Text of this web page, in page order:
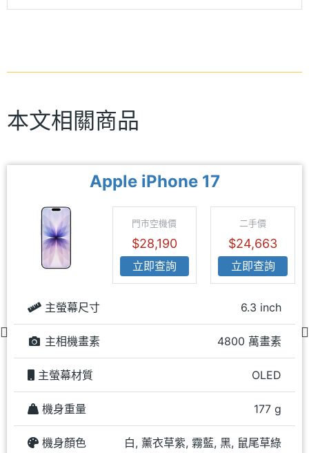
本文相關商品
Apple iPhone 17
門市空機價
$28,190
立即查詢
二手價
$24,663
立即查詢
主螢幕尺寸 6.3 inch
主相機畫素 4800 萬畫素
主螢幕材質 OLED
機身重量 177 g
機身顏色 白, 薰衣草紫, 霧藍, 黑, 鼠尾草綠